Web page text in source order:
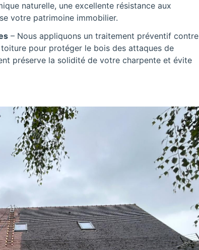
naturelle, une excellente résistance aux
votre patrimoine immobilier.
– Nous appliquons un traitement préventif contre
pour protéger le bois des attaques de
préserve la solidité de votre charpente et évite